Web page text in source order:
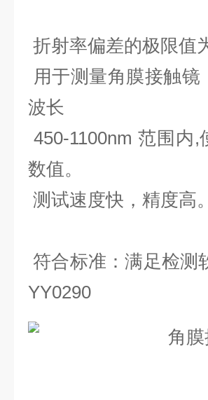
折射率偏差的极限值
用于测量角膜接触
波长
450-1100nm 范围内
数值。
测 试速度快，精度高。
符合标准：满足检测
YY0290